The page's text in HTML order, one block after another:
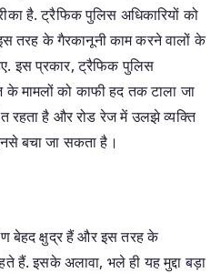
है. ट्रैफिक पुलिस अधिकारियों को
तरह के गैरकानूनी काम करने वालों के
इस प्रकार, ट्रैफिक पुलिस
के मामलों को काफी हद तक टाला जा
रहता है और रोड रेज में उलझे व्यक्ति
बचा जा सकता है।
बेहद क्षुद्र हैं और इस तरह के
हैं. इसके अलावा, भले ही यह मुद्दा बड़ा